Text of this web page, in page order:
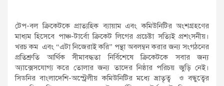
টেপ-বল ক্রিকেটকে প্রাত্যহিক ব্যায়াম এবং কমিউনিটির অংশগ্রহণের
মাধ্যম হিসেবে পাঞ্চ-টার্বো ক্রিকেট লিগের প্রচেষ্টা সত্যিই প্রশংসনীয়।
খরচ কম এবং “এটা নিজেরাই করি” পন্থা অবলম্বন করার জন্য সংগঠনের
প্রতিশ্রুতি আর্থিক সীমাবদ্ধতা নির্বিশেষে ক্রিকেটকে সবার জন্য
অ্যাক্সেসযোগ্য করে তোলার জন্য তাদের নিষ্ঠার পরিচয় জুড়ি নেই।
সিডনির বাংলাদেশি-অস্ট্রেলীয় কমিউনিটির মধ্যে ভ্রাতৃত্ব ও বন্ধুত্বের